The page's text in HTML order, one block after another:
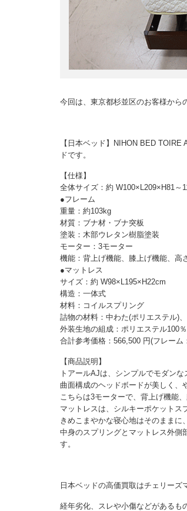
今回は、東京都杉並区のお客様から
【日本ベッド】NIHON BED
ドです。
【仕様】
全体サイズ：約 W100×L209×H81～
●フレーム
重量：約103kg
材質：ブナ材・ブナ突板
塗装：木部ウレタン樹脂塗装
モーター：3モーター
機能：背上げ機能、膝上げ機能、高
●マットレス
サイズ：約 W98×L195×H22cm
構造：一体式
材料：コイルスプリング
詰物の材料：中わた(ポリエステル)
外装生地の組成：ポリエステル100％
合計参考価格：566,500 円(フレー
【商品説明】
トアールAJは、シンプルでモダン
曲面構成のヘッドボードが美しく、
こちらは3モーターで、背上げ機能
マットレスは、シルキーポケットス
きめこまやかな寝心地はそのままに
中身のスプリングとマットレス外側
す。
日本ベッドの高価買取はチェリーズ
経年劣化、スレや小傷などがあるも